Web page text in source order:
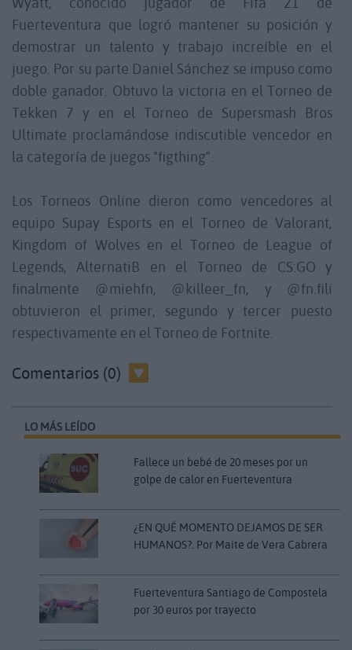
Fuerteventura que logró mantener su posición y
demostrar un talento y trabajo increíble en el
juego. Por su parte Daniel Sánchez se impuso como
doble ganador. Obtuvo la victoria en el Torneo de
Tekken 7 y en el Torneo de Supersmash Bros
Ultimate proclamándose indiscutible vencedor en
la categoría de juegos "figthing".
Los Torneos Online dieron como vencedores al
equipo Supay Esports en el Torneo de Valorant,
Kingdom of Wolves en el Torneo de League of
Legends, AlternatiB en el Torneo de CS:GO y
finalmente @miehfn, @killeer_fn, y @fn.fili
obtuvieron el primer, segundo y tercer puesto
respectivamente en el Torneo de Fortnite.
Comentarios (0)
LO MÁS LEÍDO
Fallece un bebé de 20 meses por un
golpe de calor en Fuerteventura
¿EN QUÉ MOMENTO DEJAMOS DE SER
HUMANOS?. Por Maite de Vera Cabrera
Fuerteventura Santiago de Compostela
por 30 euros por trayecto